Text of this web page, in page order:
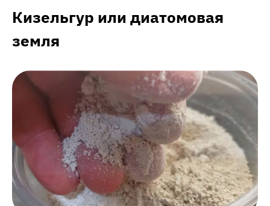
Кизельгур или диатомовая
земля